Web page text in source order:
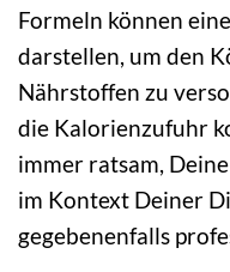
Formeln können
darstellen, um den
Nährstoffen zu
die Kalorienzufuhr
immer ratsam,
im Kontext Deiner
gegebenenfalls